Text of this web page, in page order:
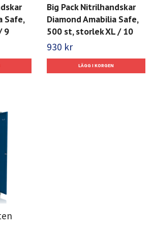
Safe,
9
Big Pack Nitrilhandskar
Diamond Amabilia Safe,
500 st, storlek XL / 10
930 kr